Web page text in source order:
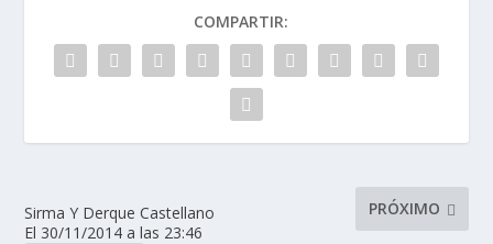
COMPARTIR:
Sirma Y Derque Castellano
El 30/11/2014 a las 23:46
PRÓXIMO